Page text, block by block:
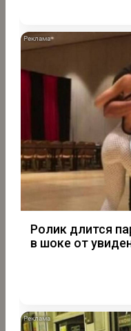
Ролик длится
в шоке от